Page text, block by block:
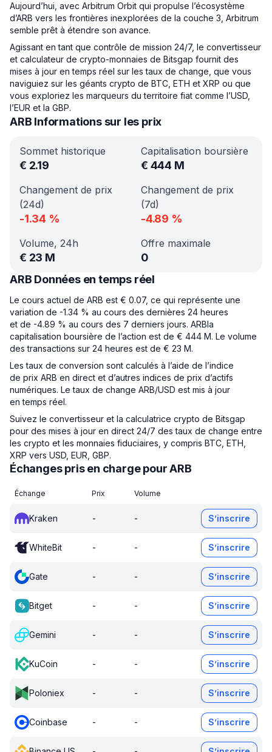
Aujourd’hui, avec Arbitrum Orbit qui propulse l’écosystème
d’ARB vers les frontières inexplorées de la couche 3, Arbitrum
semble prêt à étendre son avance.
Agissant en tant que contrôle de mission 24/7, le convertisseur
et calculateur de crypto-monnaies de Bitsgap fournit des
mises à jour en temps réel sur les taux de change, que vous
naviguiez sur les géants crypto de BTC, ETH et XRP ou que
vous exploriez les marqueurs du territoire fiat comme l’USD,
l’EUR et la GBP.
ARB Informations sur les prix
Sommet historique
€ 2.19
Capitalisation boursière
€ 444 M
Changement de prix
(24d)
-1.34 %
Changement de prix
(7d)
-4.89 %
Volume, 24h
€ 23 M
Offre maximale
0
ARB Données en temps réel
Le cours actuel de ARB est € 0.07, ce qui représente une
variation de -1.34 % au cours des dernières 24 heures
et de -4.89 % au cours des 7 derniers jours. ARBla
capitalisation boursière de l’action est de € 444 M. Le volume
des transactions sur 24 heures est de € 23 M.
Les taux de conversion sont calculés à l’aide de l’indice
de prix ARB en direct et d’autres indices de prix d’actifs
numériques. Le taux de change ARB/USD est mis à jour
en temps réel.
Suivez le convertisseur et la calculatrice crypto de Bitsgap
pour des mises à jour en direct 24/7 des taux de change entre
les crypto et les monnaies fiduciaires, y compris BTC, ETH,
XRP vers USD, EUR, GBP.
Échanges pris en charge pour ARB
Échange Prix Volume
Kraken - - S’inscrire
WhiteBit - - S’inscrire
Gate - - S’inscrire
Bitget - - S’inscrire
Gemini - - S’inscrire
KuCoin - - S’inscrire
Poloniex - - S’inscrire
Coinbase - - S’inscrire